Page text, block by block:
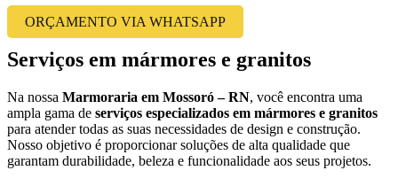
ORÇAMENTO VIA WHATSAPP
Serviços em mármores e granitos
Na nossa Marmoraria em Mossoró – RN, você encontra uma
ampla gama de serviços especializados em mármores e granitos
para atender todas as suas necessidades de design e construção.
Nosso objetivo é proporcionar soluções de alta qualidade que
garantam durabilidade, beleza e funcionalidade aos seus projetos.